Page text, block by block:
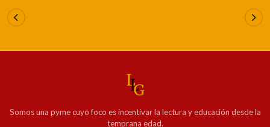
Somos una pyme cuyo foco es incentivar la lectura y educación desde la
temprana edad.